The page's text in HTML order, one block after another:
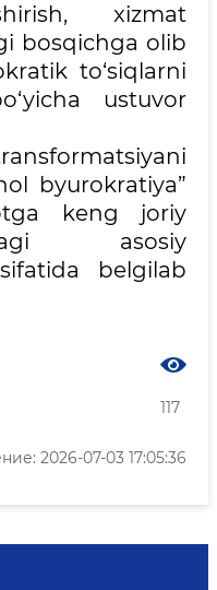
xizmat
bosqichga olib
to‘siqlarni
ustuvor
byurokratiya”
keng joriy
asosiy
belgilab
117
2026-07-03 17:05:36